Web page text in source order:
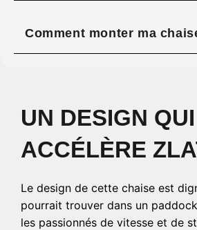
Comment monter ma
UN DESIGN QUI
ACCÉLÈRE
Le design de cette chaise est
pourrait trouver dans un
les passionnés de vitesse et de